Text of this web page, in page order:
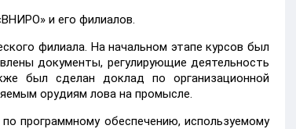
и его филиалов.
филиала. На начальном этапе курсов был
документы, регулирующие деятельность
был сделан доклад по организационной
орудиям лова на промысле.
программному обеспечению, используемому